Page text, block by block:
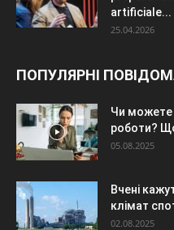
artificiale...
25.04.2026
ПОПУЛЯРНІ
Чи можете
роботи?
05.08.2025
Вчені
клімат
02.08.2025